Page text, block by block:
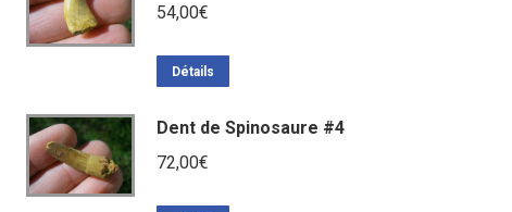
54,00€
Détails
Dent de Spinosaure #4
72,00€